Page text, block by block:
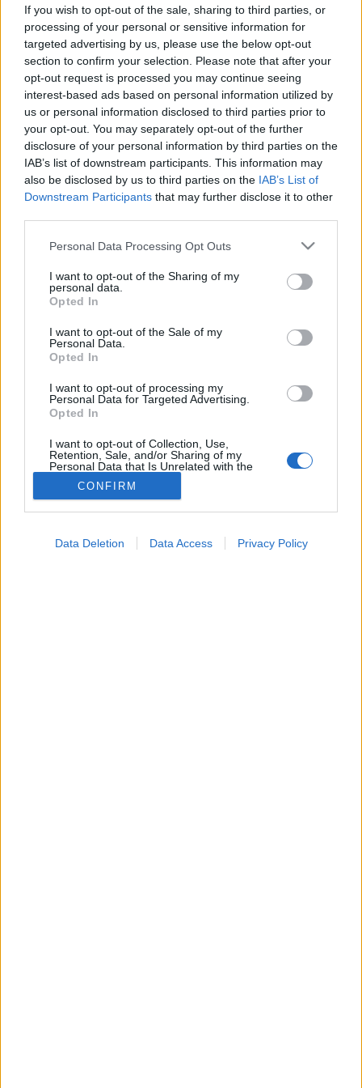
If you wish to opt-out of the sale, sharing to third parties, or
processing of your personal or sensitive information for
targeted advertising by us, please use the below opt-out
section to confirm your selection. Please note that after your
opt-out request is processed you may continue seeing
interest-based ads based on personal information utilized by
us or personal information disclosed to third parties prior to
your opt-out. You may separately opt-out of the further
disclosure of your personal information by third parties on the
IAB’s list of downstream participants. This information may
also be disclosed by us to third parties on the IAB’s List of
Downstream Participants that may further disclose it to other
Please note that this website/app uses one or more Google
not limited to your visit or usage behaviour. You may click to
grant or deny consent to Google and its third-party tags to
use your data for below specified purposes in below Google
consent section.
Personal Data Processing Opt Outs
I want to opt-out of the Sharing of my
personal data.
Opted In
I want to opt-out of the Sale of my
Personal Data.
Opted In
I want to opt-out of processing my
Personal Data for Targeted Advertising.
Opted In
I want to opt-out of Collection, Use,
Retention, Sale, and/or Sharing of my
Personal Data that Is Unrelated with the
Purposes for which it was collected.
Opted Out
CONFIRM
Data Deletion Data Access Privacy Policy
fogamzásgátlót szedek és
dohányzom? Az orvos válaszol
Orvos válaszol
2024. május 08. 18:19